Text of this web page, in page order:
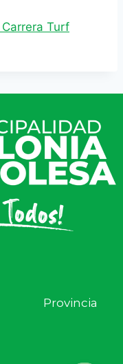
Turf
16 Provincia